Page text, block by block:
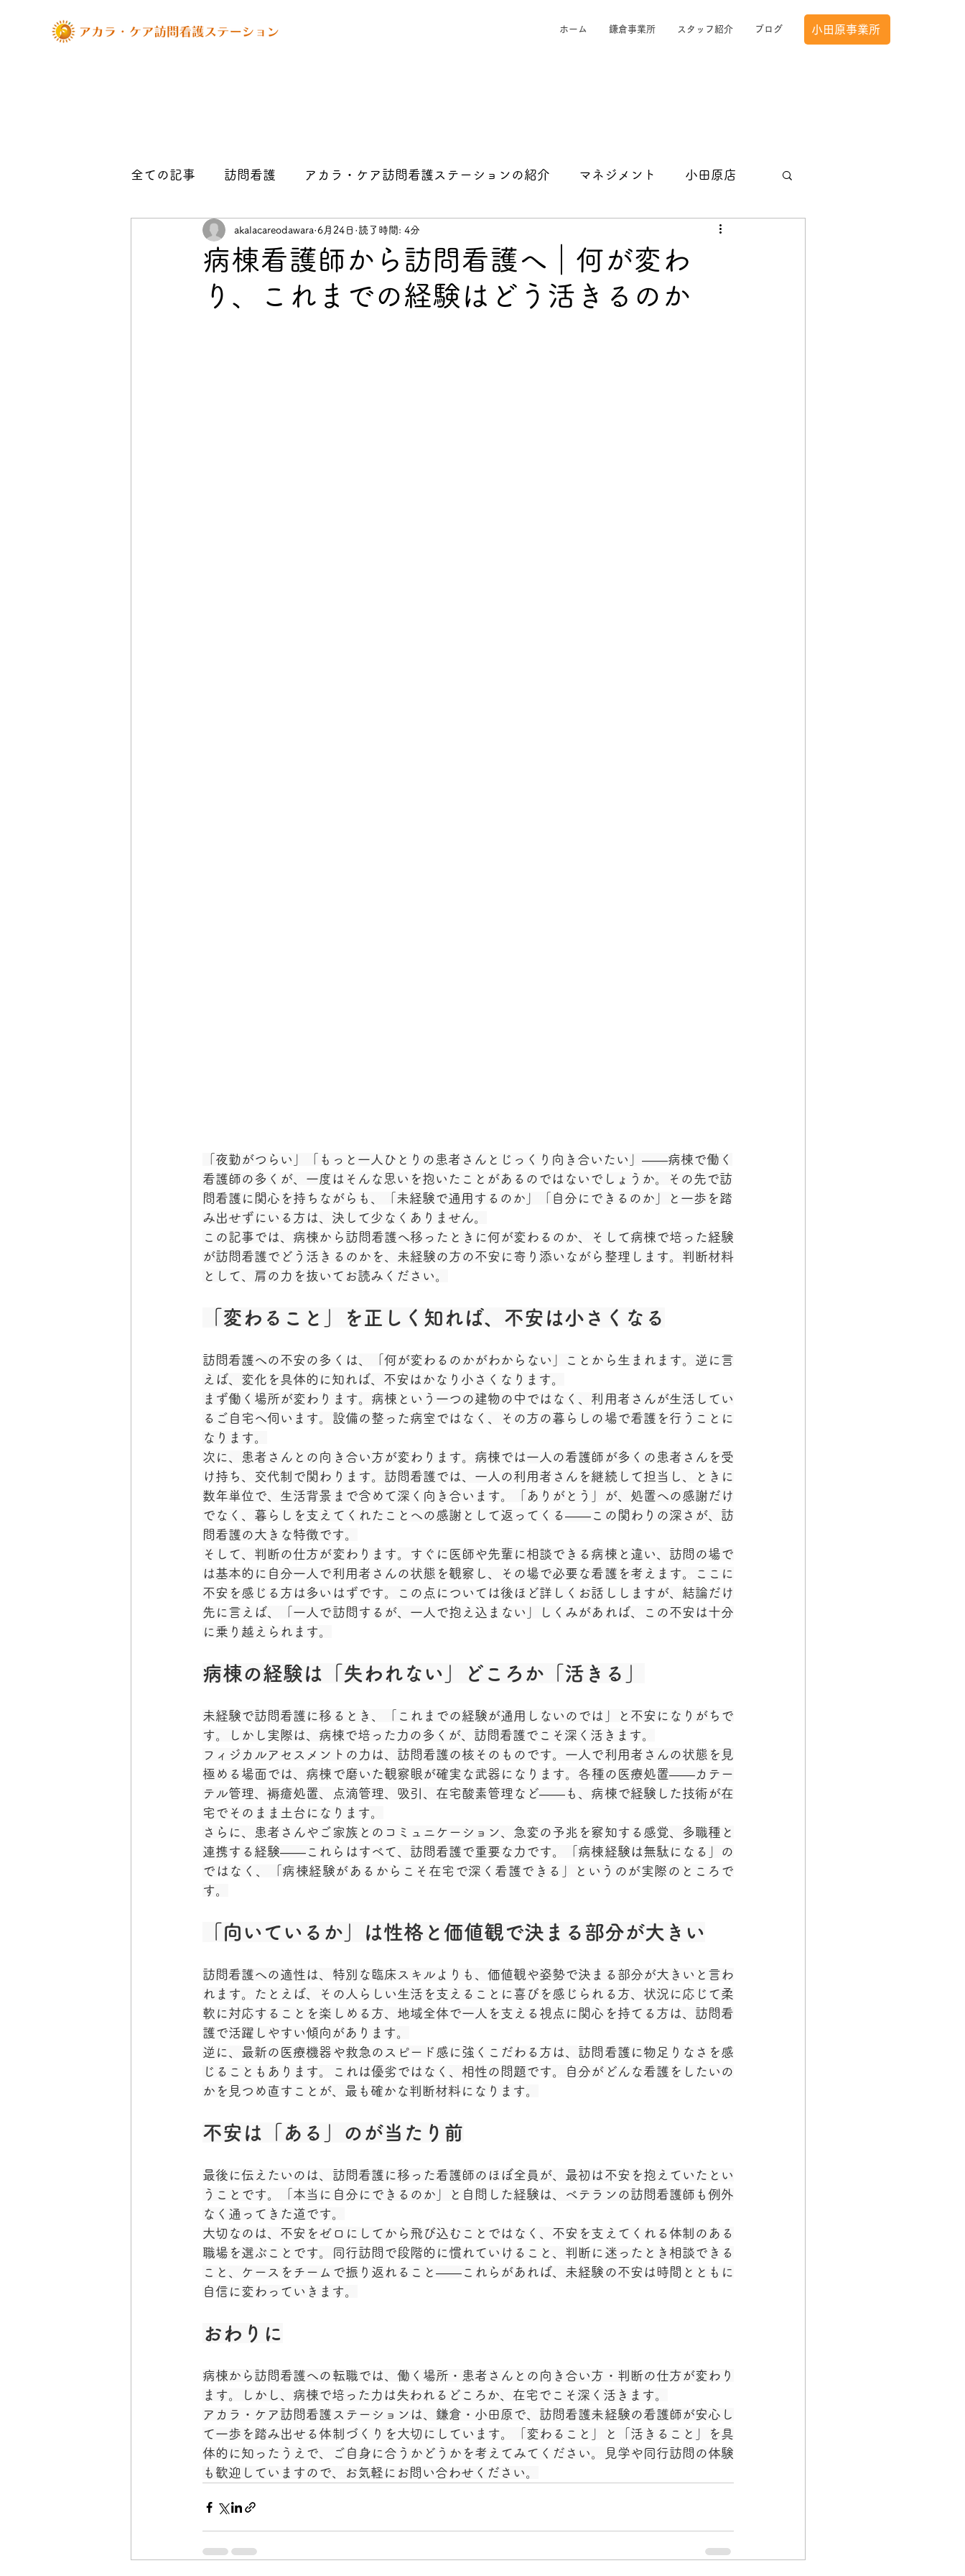
ホーム 鎌倉事業所 スタッフ紹介 ブログ 小田原事業所
全ての記事 訪問看護 アカラ・ケア訪問看護ステーションの紹介 マネジメント 小田原店
お知らせ 管理者の記事
病棟看護師から訪問看護へ｜何が変わ
り、これまでの経験はどう活きるのか
akalacareodawara 6月24日 読了時間: 4分
「夜勤がつらい」「もっと一人ひとりの患者さんとじっくり向き合いたい」——病棟で働く
看護師の多くが、一度はそんな思いを抱いたことがあるのではないでしょうか。その先で訪
問看護に関心を持ちながらも、「未経験で通用するのか」「自分にできるのか」と一歩を踏
み出せずにいる方は、決して少なくありません。
この記事では、病棟から訪問看護へ移ったときに何が変わるのか、そして病棟で培った経験
が訪問看護でどう活きるのかを、未経験の方の不安に寄り添いながら整理します。判断材料
として、肩の力を抜いてお読みください。
「変わること」を正しく知れば、不安は小さくなる
訪問看護への不安の多くは、「何が変わるのかがわからない」ことから生まれます。逆に言
えば、変化を具体的に知れば、不安はかなり小さくなります。
まず働く場所が変わります。病棟という一つの建物の中ではなく、利用者さんが生活してい
るご自宅へ伺います。設備の整った病室ではなく、その方の暮らしの場で看護を行うことに
なります。
次に、患者さんとの向き合い方が変わります。病棟では一人の看護師が多くの患者さんを受
け持ち、交代制で関わります。訪問看護では、一人の利用者さんを継続して担当し、ときに
数年単位で、生活背景まで含めて深く向き合います。「ありがとう」が、処置への感謝だけ
でなく、暮らしを支えてくれたことへの感謝として返ってくる——この関わりの深さが、訪
問看護の大きな特徴です。
そして、判断の仕方が変わります。すぐに医師や先輩に相談できる病棟と違い、訪問の場で
は基本的に自分一人で利用者さんの状態を観察し、その場で必要な看護を考えます。ここに
不安を感じる方は多いはずです。この点については後ほど詳しくお話ししますが、結論だけ
先に言えば、「一人で訪問するが、一人で抱え込まない」しくみがあれば、この不安は十分
に乗り越えられます。
病棟の経験は「失われない」どころか「活きる」
未経験で訪問看護に移るとき、「これまでの経験が通用しないのでは」と不安になりがちで
す。しかし実際は、病棟で培った力の多くが、訪問看護でこそ深く活きます。
フィジカルアセスメントの力は、訪問看護の核そのものです。一人で利用者さんの状態を見
極める場面では、病棟で磨いた観察眼が確実な武器になります。各種の医療処置——カテー
テル管理、褥瘡処置、点滴管理、吸引、在宅酸素管理など——も、病棟で経験した技術が在
宅でそのまま土台になります。
さらに、患者さんやご家族とのコミュニケーション、急変の予兆を察知する感覚、多職種と
連携する経験——これらはすべて、訪問看護で重要な力です。「病棟経験は無駄になる」の
ではなく、「病棟経験があるからこそ在宅で深く看護できる」というのが実際のところで
す。
「向いているか」は性格と価値観で決まる部分が大きい
訪問看護への適性は、特別な臨床スキルよりも、価値観や姿勢で決まる部分が大きいと言わ
れます。たとえば、その人らしい生活を支えることに喜びを感じられる方、状況に応じて柔
軟に対応することを楽しめる方、地域全体で一人を支える視点に関心を持てる方は、訪問看
護で活躍しやすい傾向があります。
逆に、最新の医療機器や救急のスピード感に強くこだわる方は、訪問看護に物足りなさを感
じることもあります。これは優劣ではなく、相性の問題です。自分がどんな看護をしたいの
かを見つめ直すことが、最も確かな判断材料になります。
不安は「ある」のが当たり前
最後に伝えたいのは、訪問看護に移った看護師のほぼ全員が、最初は不安を抱えていたとい
うことです。「本当に自分にできるのか」と自問した経験は、ベテランの訪問看護師も例外
なく通ってきた道です。
大切なのは、不安をゼロにしてから飛び込むことではなく、不安を支えてくれる体制のある
職場を選ぶことです。同行訪問で段階的に慣れていけること、判断に迷ったとき相談できる
こと、ケースをチームで振り返れること——これらがあれば、未経験の不安は時間とともに
自信に変わっていきます。
おわりに
病棟から訪問看護への転職では、働く場所・患者さんとの向き合い方・判断の仕方が変わり
ます。しかし、病棟で培った力は失われるどころか、在宅でこそ深く活きます。
アカラ・ケア訪問看護ステーションは、鎌倉・小田原で、訪問看護未経験の看護師が安心し
て一歩を踏み出せる体制づくりを大切にしています。「変わること」と「活きること」を具
体的に知ったうえで、ご自身に合うかどうかを考えてみてください。見学や同行訪問の体験
も歓迎していますので、お気軽にお問い合わせください。